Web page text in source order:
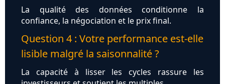
La qualité des données conditionne la
confiance, la négociation et le prix final.
Question 4 : Votre performance est-elle
lisible malgré la saisonnalité ?
La capacité à lisser les cycles rassure les